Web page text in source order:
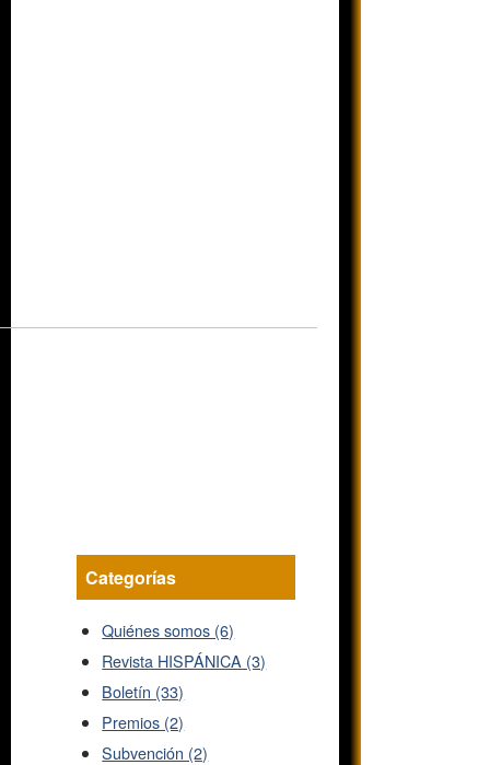
Categorías
Quiénes somos (6)
Revista HISPÁNICA (3)
Boletín (33)
Premios (2)
Subvención (2)